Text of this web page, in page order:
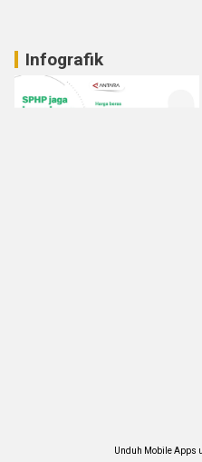
Infografik
Unduh Mobile Apps